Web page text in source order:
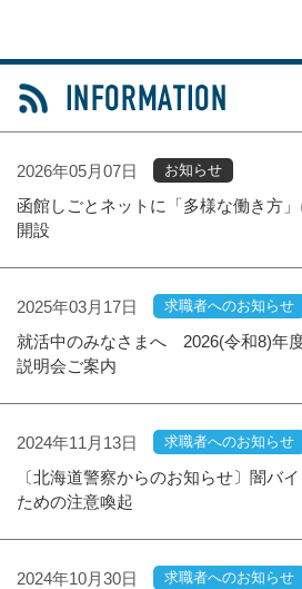
2026年05月07日 お知らせ
函館しごとネットに「多様な働き方
開設
2025年03月17日 求職者へのお知らせ
就活中のみなさまへ 2026(令和8)年
説明会ご案内
2024年11月13日 求職者へのお知らせ
〔北海道警察からのお知らせ〕闇バ
ための注意喚起
2024年10月30日 求職者へのお知らせ